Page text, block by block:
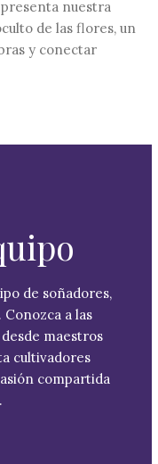
nuestra
de las flores, un
y conectar
de soñadores,
a las
maestros
cultivadores
compartida